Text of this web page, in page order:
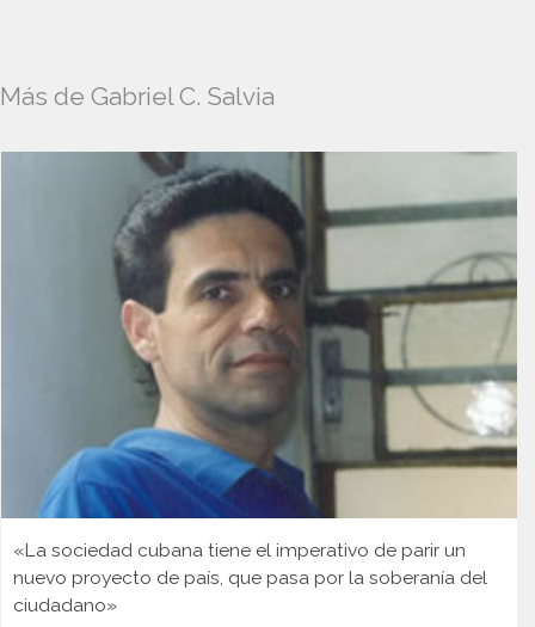
Más de Gabriel C. Salvia
«La sociedad cubana tiene el imperativo de parir un
nuevo proyecto de país, que pasa por la soberanía del
ciudadano»